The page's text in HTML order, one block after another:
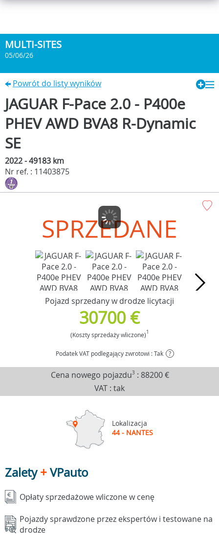
MULTI-SITES
05/06/26
Powrót do listy wyników
JAGUAR F-Pace 2.0 - P400e
PHEV AWD BVA8 R-Dynamic
SE
2022 - 49183 km
Nr ref. : 11403875
SPRZEDANE
Pojazd sprzedany w drodze licytacji
30700 €
(Koszty sprzedaży wliczone)1
Podatek VAT podlegający zwrotowi : Tak ?
Cena nowego pojazdu3 : 88200 €
VAT : tak
Lokalizacja
44 - NANTES
Zalety+VPauto
Opłaty sprzedażowe wliczone w cenę
Pojazdy sprawdzone przez ekspertów i testowane na
drodze